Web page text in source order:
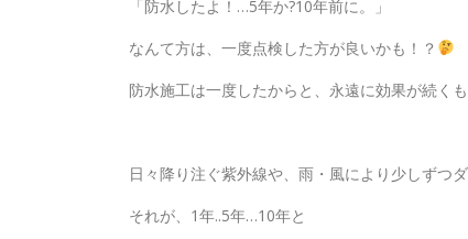
「防水したよ！…5年か?10年前に。」
なんて方は、一度点検した方が良いかも！？
防水施工は一度したからと、永遠に効果が続く
日々降り注ぐ紫外線や、雨・風により少しずつ
それが、1年..5年…10年と